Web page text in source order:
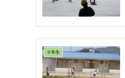
５年生